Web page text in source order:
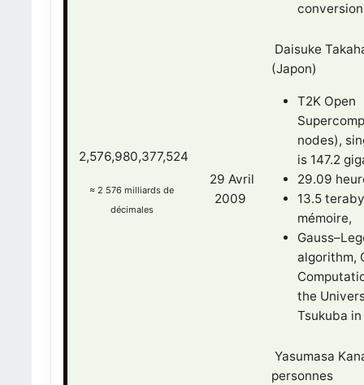
2,576,980,377,524
≈2 576 milliards de
décimales
29 Avril
2009
Daisuke
(Japon)
T2K Open
nodes),
is 147.2
29.09
13.5
mémoire,
algorithm,
the
Tsukuba
Yasumasa
personnes